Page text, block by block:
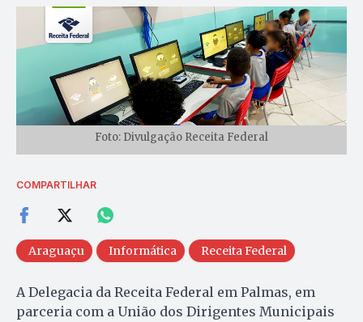
Foto: Divulgação Receita Federal
COMPARTILHAR
Araguaçu Informática Receita Federal
A Delegacia da Receita Federal em Palmas, em
parceria com a União dos Dirigentes Municipais